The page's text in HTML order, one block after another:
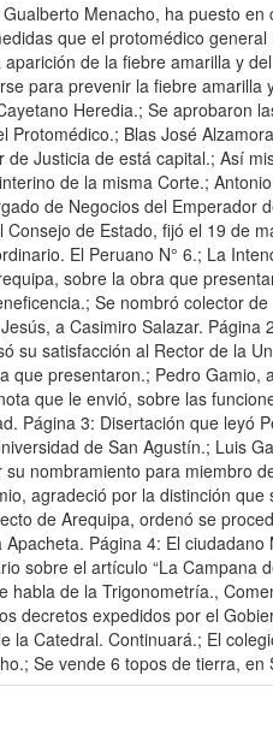
Menacho, ha puesto
que el protomédico
de la fiebre amarilla y
para prevenir la fiebre amarilla
Heredia.; Se aprobaron
Protomédico.; Blas José
de Justicia de está capital.; Así
de la misma Corte.;
de Negocios del Emperador
Consejo de Estado, fijó el 19 de
El Peruano N° 6.; La
sobre la obra que
Se nombró colector
a Casimiro Salazar. Página
su satisfacción al Rector de la
que presentaron.; Pedro Gamio,
que le envió, sobre las
Página 3: Disertación que leyó
de San Agustín.; Luis
su nombramiento para miembro
agradeció por la distinción
de Arequipa, ordenó se
Página 4: El ciudadano
sobre el artículo “La Campana
habla de la Trigonometría.,
decretos expedidos por el
la Catedral. Continuará.; El
Se vende 6 topos de tierra, en